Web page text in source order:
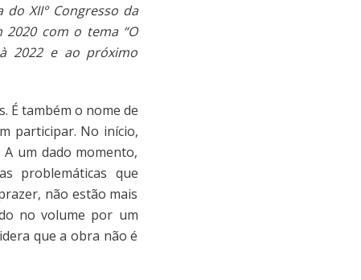
XII° Congresso da
2020 com o tema “O
2022 e ao próximo
É também o nome de
participar. No início,
um dado momento,
problemáticas que
não estão mais
no volume por um
que a obra não é